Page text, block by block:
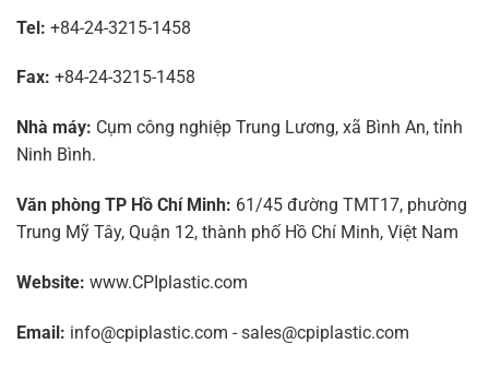
Tel: +84-24-3215-1458
Fax: +84-24-3215-1458
Nhà máy: Cụm công nghiệp Trung Lương, xã Bình An, tỉnh
Ninh Bình.
Văn phòng TP Hồ Chí Minh: 61/45 đường TMT17, phường
Trung Mỹ Tây, Quận 12, thành phố Hồ Chí Minh, Việt Nam
Website: www.CPIplastic.com
Email: info@cpiplastic.com - sales@cpiplastic.com